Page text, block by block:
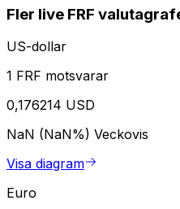
Fler live FRF
US-dollar
1 FRF motsvarar
0,176214 USD
NaN (NaN%) Veckovis
Visa diagram
Euro